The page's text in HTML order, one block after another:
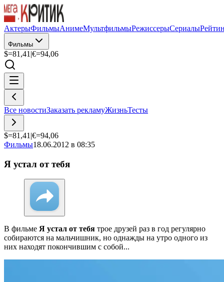
АктерыФильмыАнимеМультфильмыРежиссерыСериалы
Фильмы
$=81,41 |€=94,06
Все новостиЗаказать рекламуЖизньТесты
$=81,41 |€=94,06
Фильмы18.06.2012 в 08:35
Я устал от тебя
В фильме Я устал от тебя трое друзей раз в год регулярно
собираются на мальчишник, но однажды на утро одного из
них находят покончившим с собой...